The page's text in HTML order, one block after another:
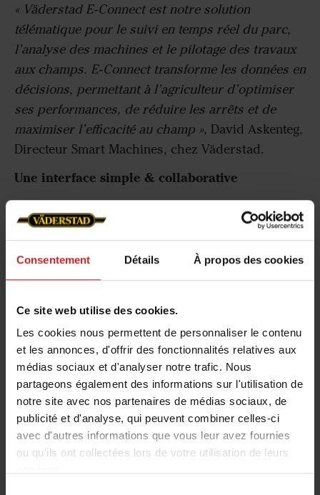
Consentement Détails À propos des cookies
Ce site web utilise des cookies.
Les cookies nous permettent de personnaliser le contenu
et les annonces, d'offrir des fonctionnalités relatives aux
médias sociaux et d'analyser notre trafic. Nous
partageons également des informations sur l'utilisation de
notre site avec nos partenaires de médias sociaux, de
publicité et d'analyse, qui peuvent combiner celles-ci
avec d'autres informations que vous leur avez fournies
ou qu'ils ont collectées lors de votre utilisation de leurs
« Väderstad E-Connect est notre solution
télématique pour le suivi en temps réel du parc,
l’analyse des machines et le pilotage des travaux
aux champs. E-Connect transforme les données en
décisions, permettant à l’agriculteur d’optimiser
ses performances, de réduire les arrêts et de
maximiser l’efficacité au champ », David Askenteg,
Directeur Smart Machines, chez Väderstad.
Une interface simple & collaborative
Les propriétaires de machines Väderstad
compatibles pourront créer un compte utilisateur
ajouter leurs machines et inviter leurs
« Nous avons conçu E-Connect avec une interface
intuitive et facile à utiliser, afin que les
agriculteurs puissent accéder rapidement aux
données et les interpréter efficacement.
L’intégration avec les principaux FMS est
totalement transparente », ajoute David Askenteg.
Mobilité & efficacité au quotidien
Pensé pour une utilisation mobile et flexible, E-